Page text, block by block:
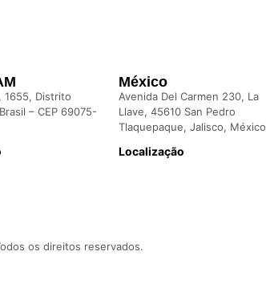
1655, Distrito
– CEP 69075-
México
Avenida Del Carmen 230, La
Llave, 45610 San Pedro
Tlaquepaque, Jalisco, México
Localização
os direitos reservados.